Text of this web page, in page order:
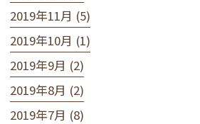
2019年11月 (5)
2019年10月 (1)
2019年9月 (2)
2019年8月 (2)
2019年7月 (8)